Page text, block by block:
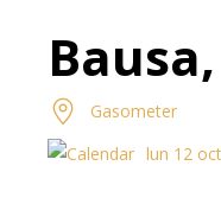
Gasometer
lun 12